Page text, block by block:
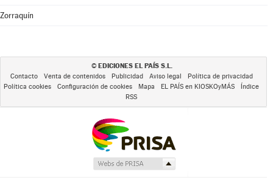
Zorraquín
© EDICIONES EL PAÍS S.L.
Contacto Venta de contenidos Publicidad Aviso legal
Política de privacidad
Política cookies
Configuración de cookies Mapa EL PAÍS en KIOSKOyMÁS
Índice
RSS